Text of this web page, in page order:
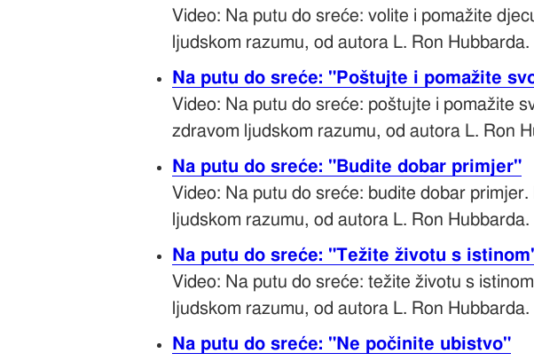
Video: Na putu do sreće: volite i pomažite
ljudskom razumu, od autora L. Ron Hubbarda.
Na putu do sreće: "Poštujte i pomažite
Video: Na putu do sreće: poštujte i pomažite
zdravom ljudskom razumu, od autora L. Ron
Na putu do sreće: "Budite dobar primjer"
Video: Na putu do sreće: budite dobar
ljudskom razumu, od autora L. Ron Hubbarda.
Na putu do sreće: "Težite životu s
Video: Na putu do sreće: težite životu s
ljudskom razumu, od autora L. Ron Hubbarda.
Na putu do sreće: "Ne počinite ubistvo"